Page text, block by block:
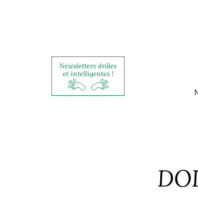
Newsletters drôles
et intelligentes !